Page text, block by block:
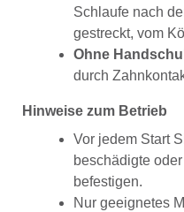
Schlaufe nach
gestreckt, vom
Ohne
durch
Hinweise zum Betrieb
Vor jedem Start
beschädigte
befestigen.
Nur geeignetes